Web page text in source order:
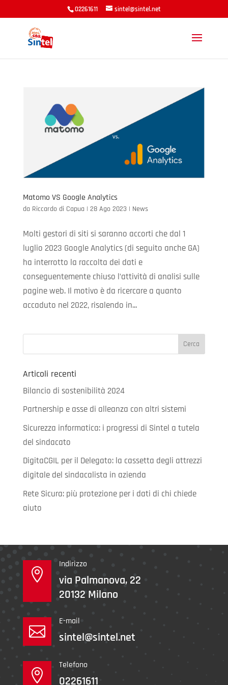
02261611 sintel@sintel.net
Matomo VS Google Analytics
da Riccardo di Capua | 28 Ago 2023 | News
Molti gestori di siti si saranno accorti che dal 1
luglio 2023 Google Analytics (di seguito anche GA)
ha interrotto la raccolta dei dati e
conseguentemente chiuso l’attività di analisi sulle
pagine web. Il motivo è da ricercare a quanto
accaduto nel 2022, risalendo in...
Articoli recenti
Bilancio di sostenibilità 2024
Partnership e asse di alleanza con altri sistemi
Sicurezza informatica: i progressi di Sintel a tutela
del sindacato
DigitaCGIL per il Delegato: la cassetta degli attrezzi
digitale del sindacalista in azienda
Rete Sicura: più protezione per i dati di chi chiede
aiuto

Indirizzo
via Palmanova, 22
20132 Milano

E-mail
sintel@sintel.net

Telefono
02261611